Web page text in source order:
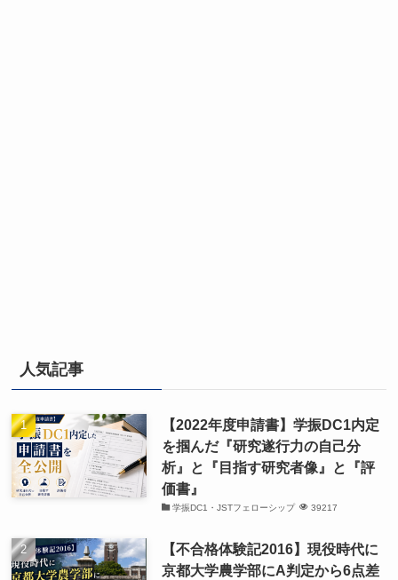
人気記事
【2022年度申請書】学振DC1内定
を掴んだ『研究遂行力の自己分
析』と『目指す研究者像』と『評
価書』
学振DC1・JSTフェローシップ 39217
【不合格体験記2016】現役時代に
京都大学農学部にA判定から6点差